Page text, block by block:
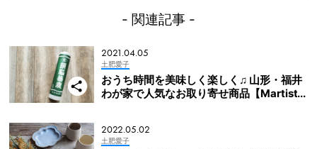
- 関連記事 -
2021.04.05
土肥愛子
おうち時間を美味しく楽しく♫ 山形・福井
わが家で人気なお取り寄せ商品【Martist
2022.05.02
土肥愛子